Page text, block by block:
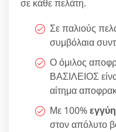
σε κάθε πελάτη.
Σε παλιούς
συμβόλαια
Ο όμιλος
ΒΑΣΙΛΕΙΟΣ
αίτημα
Με 100%
στον απόλυτο